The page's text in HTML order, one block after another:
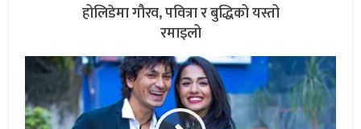
होलिडेमा गौरव, पवित्रा र बुद्धिको यस्तो
रमाइलो